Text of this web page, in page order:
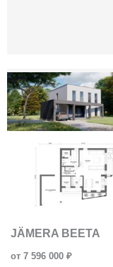
JÄMERA BEETA
от 7 596 000 ₽